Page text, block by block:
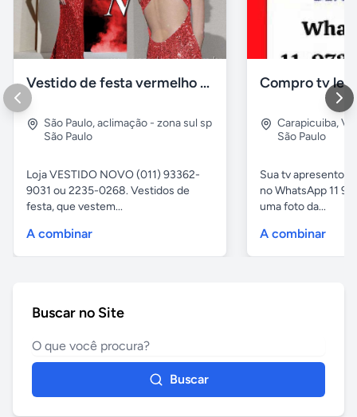
Vestido de festa vermelho com brilho e pedraria
São Paulo,aclimação - zona sul sp
São Paulo
Loja VESTIDO NOVO (011) 93362-
9031 ou 2235-0268. Vestidos de
festa, que vestem...
A combinar
Compro tv
Carapicuiba,
São Paulo
Sua tv apresentou
no WhatsApp 11
uma foto da...
A combinar
Buscar no Site
Buscar